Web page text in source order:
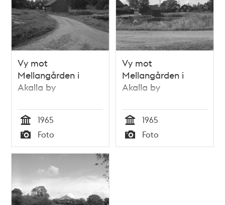
Vy mot
Mellangården i
Akalla by
Tid
1965
Typ
Foto
Vy mot
Mellangården i
Akalla by
Tid
1965
Typ
Foto